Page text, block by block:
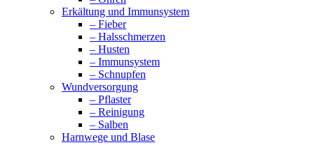
Erkältung und Immunsystem
– Fieber
– Halsschmerzen
– Husten
– Immunsystem
– Schnupfen
Wundversorgung
– Pflaster
– Reinigung
– Salben
Harnwege und Blase